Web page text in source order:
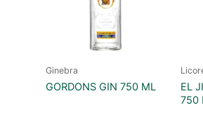
Ginebra
GORDONS GIN 750 ML
EL
750